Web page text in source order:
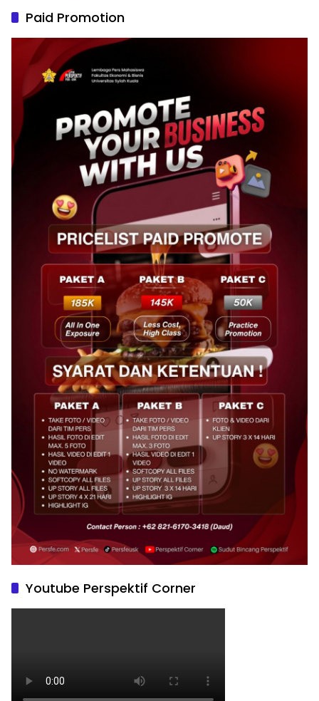
Paid Promotion
Youtube Perspektif Corner